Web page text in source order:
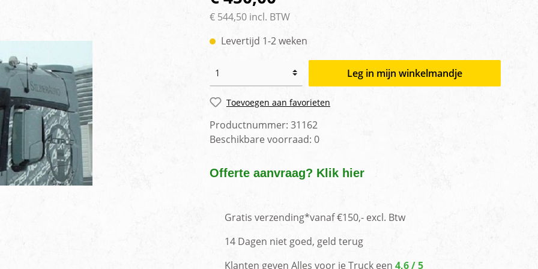
€ 544,50 incl. BTW
Levertijd 1-2 weken
Leg in mijn winkelmandje
Toevoegen aan favorieten
Productnummer: 31162
Beschikbare voorraad: 0
Offerte aanvraag? Klik hier
Gratis verzending*vanaf €150,- excl. Btw
14 Dagen niet goed, geld terug
Klanten geven Alles voor je Truck een 4,6 / 5